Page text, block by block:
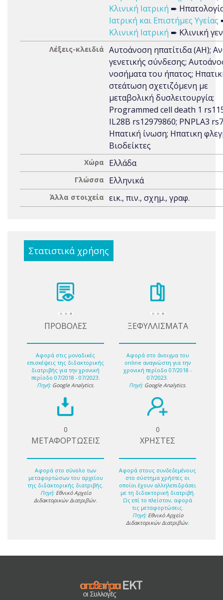
Κλινική Ιατρική ➨
Ιατρική και Επιστήμες Υγείας
Κλινική Ιατρική ➨ Κλινική
Λέξεις-κλειδιά Αυτοάνοση ηπατίτιδα (ΑΗ);
γενετικής σύνδεσης;
νοσήματα του ήπατος;
στεάτωση σχετιζόμενη με
μεταβολική δυσλειτουργία;
Programmed cell death 1
IL28B rs12979860; PNPLA3
Ηπατική ίνωση; Ηπατικη
Βιοδείκτες
Χώρα Ελλάδα
Γλώσσα Ελληνικά
Άλλα στοιχεία εικ., πιν., σχημ., γραφ.
Στατιστικά χρήσης
ΠΡΟΒΟΛΕΣ
Αφορά στις μοναδικές
επισκέψεις της διδακτορικής
διατριβής για την χρονική
περίοδο 07/2018 - 07/2023.
Πηγή: Google Analytics.
ΞΕΦΥΛΛΙΣΜΑΤΑ
Αφορά στο άνοιγμα του
online αναγνώστη για την
χρονική περίοδο 07/2018 -
07/2023.
Πηγή: Google Analytics.
0
ΜΕΤΑΦΟΡΤΩΣΕΙΣ
Αφορά στο σύνολο των
μεταφορτώσων του αρχείου
της διδακτορικής διατριβής.
Πηγή: Εθνικό Αρχείο
Διδακτορικών Διατριβών.
0
ΧΡΗΣΤΕΣ
Αφορά στους συνδεδεμένους
στο σύστημα χρήστες οι
οποίοι έχουν αλληλεπιδράσει
με τη διδακτορική διατριβή.
Ως επί το πλείστον, αφορά
τις μεταφορτώσεις.
Πηγή: Εθνικό Αρχείο
Διδακτορικών Διατριβών.